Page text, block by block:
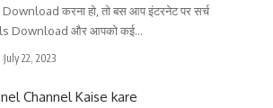
करना हो, तो बस आप इंटरनेट पर सर्च
Download और आपको कई…
July 22, 2023